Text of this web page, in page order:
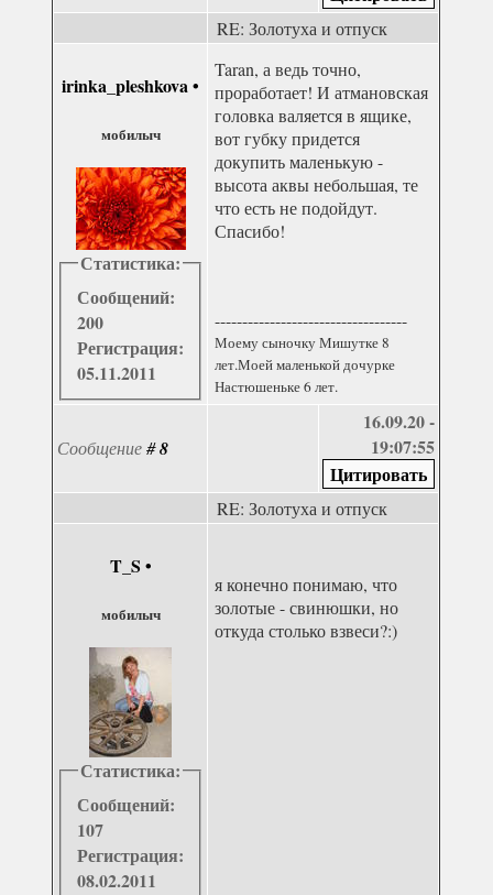
RE: Золотуха и отпуск
irinka_pleshkova•
мобилыч
Статистика:
Сообщений:
200
Регистрация:
05.11.2011
Taran, а ведь точно,
проработает! И атмановская
головка валяется в ящике,
вот губку придется
докупить маленькую -
высота аквы небольшая, те
что есть не подойдут.
Спасибо!
-----------------------------------
Моему сыночку Мишутке 8
лет.Моей маленькой дочурке
Настюшеньке 6 лет.
Сообщение#8
16.09.20 -
19:07:55
RE: Золотуха и отпуск
T_S •
мобилыч
Статистика:
Сообщений:
107
Регистрация:
08.02.2011
я конечно понимаю, что
золотые - свинюшки, но
откуда столько взвеси?:)